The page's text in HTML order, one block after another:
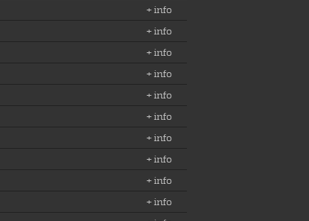
+ info
+ info
+ info
+ info
+ info
+ info
+ info
+ info
+ info
+ info